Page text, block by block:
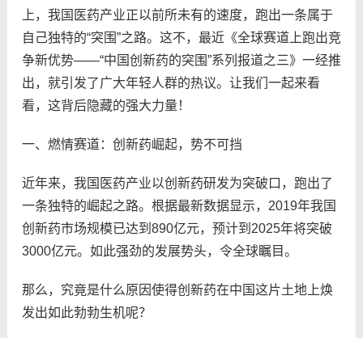
上，我国医药产业正以前所未有的速度，跑出一条属于
自己独特的“突围”之路。这不，最近《全球赛道上跑出竞
争新优势——“中国创新药的突围”系列报道之三》一经推
出，就引发了广大年轻人群的热议。让我们一起来看
看，这背后隐藏的强大力量！
一、燃情赛道：创新药崛起，势不可挡
近年来，我国医药产业以创新药研发为突破口，跑出了
一条独特的崛起之路。根据最新数据显示，2019年我国
创新药市场规模已达到890亿元，预计到2025年将突破
3000亿元。如此强劲的发展势头，令全球瞩目。
那么，究竟是什么原因使得创新药在中国这片土地上焕
发出如此勃勃生机呢？